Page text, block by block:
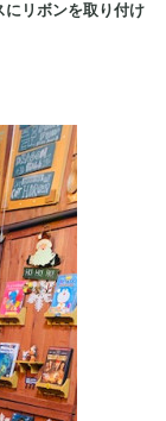
にリボンを取り付け